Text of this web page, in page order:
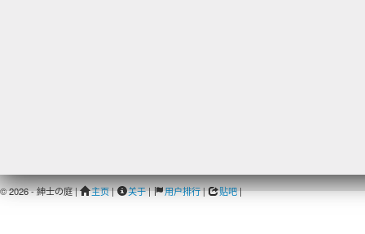
© 2026 - 紳士の庭 | 主页| 关于| 用户排行| 贴吧|